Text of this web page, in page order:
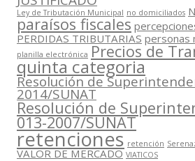
Ley de Tributación Municipal no domiciliados
paraísos fiscales
PERDIDAS TRIBUTARIAS personas
planilla electrónica Precios de
quinta categoria
Resolución de
2014/SUNAT
Resolución de
013-2007/SUNAT
retenciones retención
VALOR DE MERCADO VIATICOS